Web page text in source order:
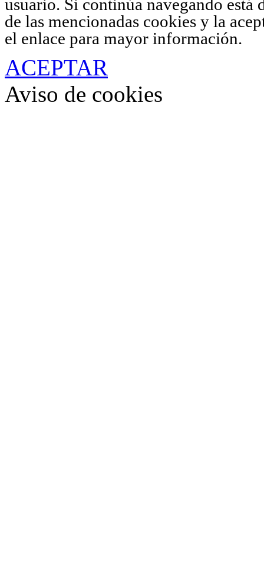
usuario. Si continúa navegando está
de las mencionadas cookies y la
el enlace para mayor información.
ACEPTAR
Aviso de cookies